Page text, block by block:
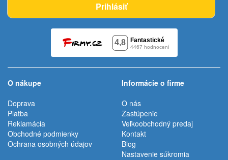
Prihlásiť
O nákupe
Doprava
Platba
Reklamácia
Obchodné podmienky
Ochrana osobných údajov
Informácie o firme
O nás
Zastúpenie
Veľkoobchodný predaj
Kontakt
Blog
Nastavenie súkromia